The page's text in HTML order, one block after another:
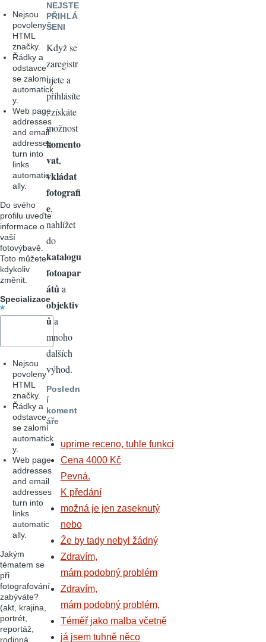
Nejsou
povoleny
HTML
značky.
Řádky a
odstavce
se zalomí
automatick
y.
Web page
addresses
and email
addresses
turn into
links
automatic
ally.
Do svého
profilu uveďte
informace o
vaší
fotovýbavě.
Toto můžete
kdykoliv
změnit.
Specializace
Nejsou
povoleny
HTML
značky.
Řádky a
odstavce
se zalomí
automatick
y.
Web page
addresses
and email
addresses
turn into
links
automatic
ally.
Jakým
tématem se
při
fotografování
zabýváte?
(akt, krajina,
portrét,
reportáž,
rodinná
NEJSTE
PŘIHLÁ
ŠENI
Když se
zaregistr
ujete a
přihlásíte
, získáte
možnost
komento
vat,
vkládat
fotografi
e,
nahlížet
do
katalogu
fotoapar
átů a
objektiv
ůa
mnoho
dalších
výhod.
Posledn
í
koment
áře
uprime receno, tuhle funkci
Cena 4000 Kč
Pevná.
K předání
možná je jen zaseknutý
nebo
Že by tady nebyl žádný
Zdravím,
mám podobný problém
Zdravím,
mám podobný problém,
Téměř jako malba včetně
já jsem tuhně něco